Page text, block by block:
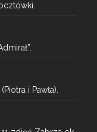
i Pawła).